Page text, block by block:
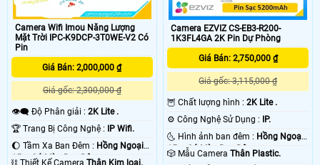
Camera Wifi Imou Năng Lượng
Mặt Trời IPC-K9DCP-3T0WE-V2 Có
Pin
Giá Bán: 2,000,000 ₫
Giá gốc: 2,300,000 ₫
👁️‍🗨 Độ Phân giải : 2K Lite .
🏆 Trang Bị Công Nghệ : IP Wifi.
🌔 Tầm Xa Ban Đêm : Hồng Ngoại
15m Có Màu Ban Ðêm.
⛓ Thiết Kế Camera Thân Kim loại.
Camera EZVIZ CS-EB3-R200-
1K3FL4GA 2K Pin Dự Phòng
Giá Bán: 2,750,000 ₫
Giá gốc: 3,115,000 ₫
🦉 Chất lượng hình :2K Lite .
⚙ Công Nghệ Sử Dụng : IP.
🌜 Hình ảnh ban đêm : Hồng Ngoại
15m Có Màu Ban Ðêm.
🎲 Mẫu CameraThân Plastic.